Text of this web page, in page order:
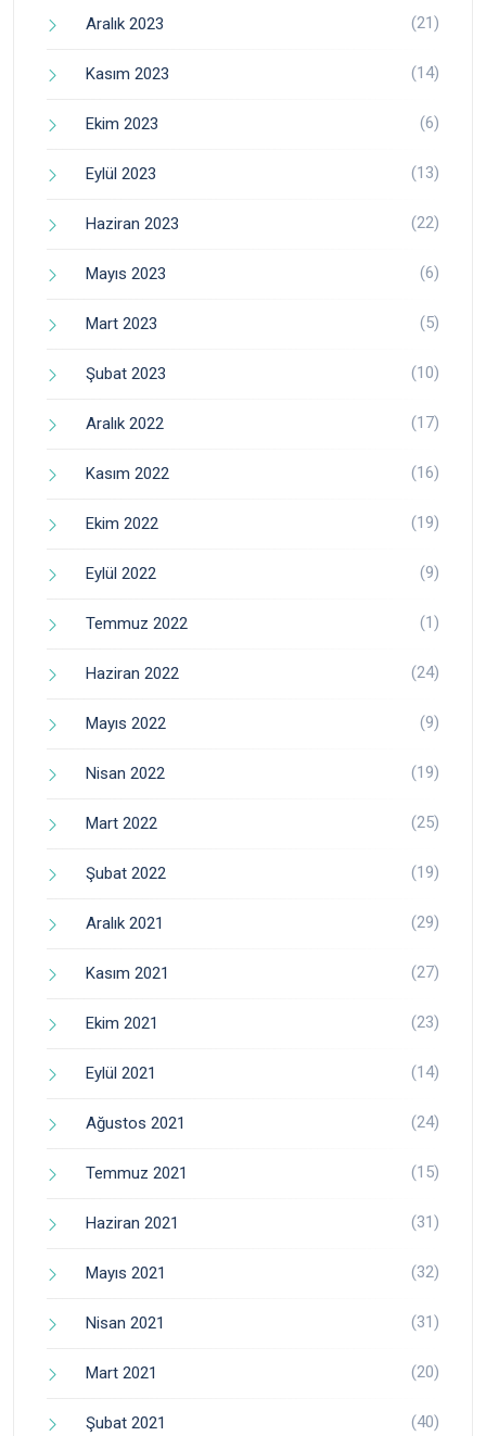
Aralık 2023 (21)
Kasım 2023 (14)
Ekim 2023 (6)
Eylül 2023 (13)
Haziran 2023 (22)
Mayıs 2023 (6)
Mart 2023 (5)
Şubat 2023 (10)
Aralık 2022 (17)
Kasım 2022 (16)
Ekim 2022 (19)
Eylül 2022 (9)
Temmuz 2022 (1)
Haziran 2022 (24)
Mayıs 2022 (9)
Nisan 2022 (19)
Mart 2022 (25)
Şubat 2022 (19)
Aralık 2021 (29)
Kasım 2021 (27)
Ekim 2021 (23)
Eylül 2021 (14)
Ağustos 2021 (24)
Temmuz 2021 (15)
Haziran 2021 (31)
Mayıs 2021 (32)
Nisan 2021 (31)
Mart 2021 (20)
Şubat 2021 (40)